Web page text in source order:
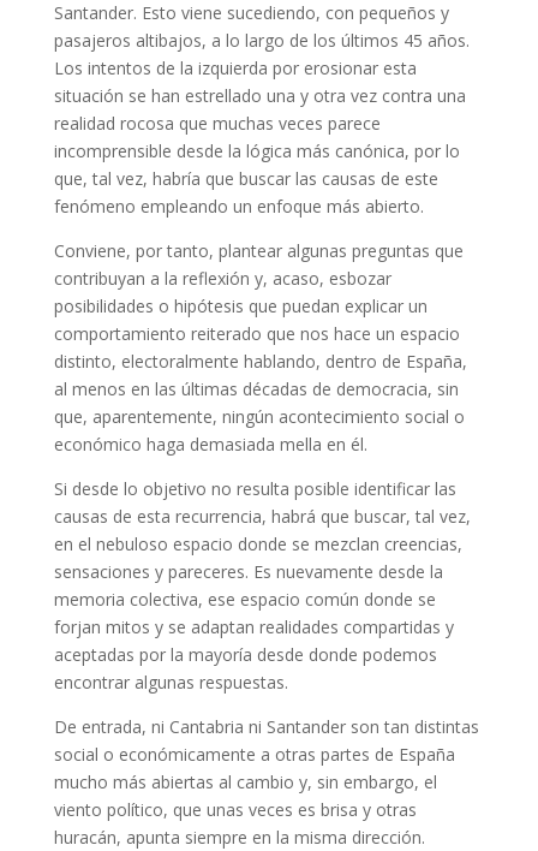
Santander. Esto viene sucediendo, con pequeños y
pasajeros altibajos, a lo largo de los últimos 45 años.
Los intentos de la izquierda por erosionar esta
situación se han estrellado una y otra vez contra una
realidad rocosa que muchas veces parece
incomprensible desde la lógica más canónica, por lo
que, tal vez, habría que buscar las causas de este
fenómeno empleando un enfoque más abierto.
Conviene, por tanto, plantear algunas preguntas que
contribuyan a la reflexión y, acaso, esbozar
posibilidades o hipótesis que puedan explicar un
comportamiento reiterado que nos hace un espacio
distinto, electoralmente hablando, dentro de España,
al menos en las últimas décadas de democracia, sin
que, aparentemente, ningún acontecimiento social o
económico haga demasiada mella en él.
Si desde lo objetivo no resulta posible identificar las
causas de esta recurrencia, habrá que buscar, tal vez,
en el nebuloso espacio donde se mezclan creencias,
sensaciones y pareceres. Es nuevamente desde la
memoria colectiva, ese espacio común donde se
forjan mitos y se adaptan realidades compartidas y
aceptadas por la mayoría desde donde podemos
encontrar algunas respuestas.
De entrada, ni Cantabria ni Santander son tan distintas
social o económicamente a otras partes de España
mucho más abiertas al cambio y, sin embargo, el
viento político, que unas veces es brisa y otras
huracán, apunta siempre en la misma dirección.